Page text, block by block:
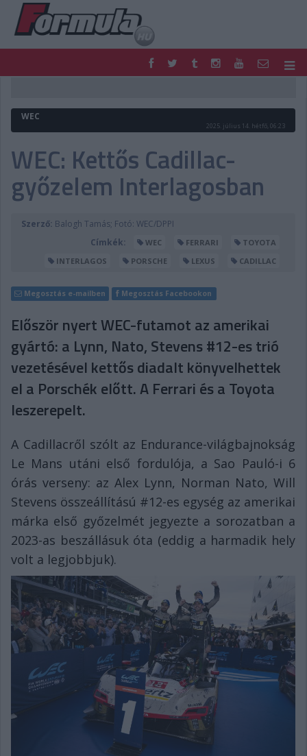
FORMULA
MOTOR
PODCAST
SHOP
TIPPJÁTÉK
DIGITÁLIS MAGAZIN
PONTÁLLÁSOK
WEC
2025. július 14. hétfő, 06:23
WEC: Kettős Cadillac-
győzelem Interlagosban
Szerző: Balogh Tamás; Fotó: WEC/DPPI
Címkék:
WEC FERRARI
TOYOTA
INTERLAGOS
PORSCHE LEXUS CADILLAC
Megosztás e-mailben Megosztás Facebookon
Először nyert WEC-futamot az amerikai
gyártó: a Lynn, Nato, Stevens #12-es trió
vezetésével kettős diadalt könyvelhettek
el a Porschék előtt. A Ferrari és a Toyota
leszerepelt.
A Cadillacről szólt az Endurance-világbajnokság
Le Mans utáni első fordulója, a Sao Pauló-i 6
órás verseny: az Alex Lynn, Norman Nato, Will
Stevens összeállítású #12-es egység az amerikai
márka első győzelmét jegyezte a sorozatban a
2023-as beszállásuk óta (eddig a harmadik hely
volt a legjobbjuk).